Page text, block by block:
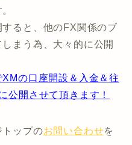
ると、他のFX関係のブ
まう為、大々的に公開
の口座開設＆入金＆往
公開させて頂きます！
トップのお問い合わせを